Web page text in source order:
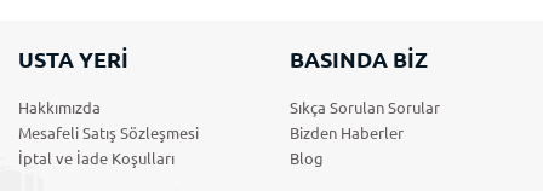
USTA YERİ
Hakkımızda
Mesafeli Satış Sözleşmesi
İptal ve İade Koşulları
BASINDA BİZ
Sıkça Sorulan Sorular
Bizden Haberler
Blog